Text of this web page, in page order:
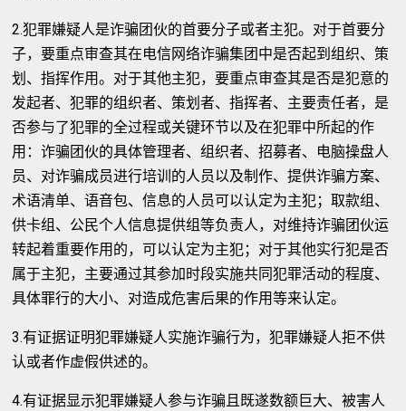
2.犯罪嫌疑人是诈骗团伙的首要分子或者主犯。对于首要分
子，要重点审查其在电信网络诈骗集团中是否起到组织、策
划、指挥作用。对于其他主犯，要重点审查其是否是犯意的
发起者、犯罪的组织者、策划者、指挥者、主要责任者，是
否参与了犯罪的全过程或关键环节以及在犯罪中所起的作
用：诈骗团伙的具体管理者、组织者、招募者、电脑操盘人
员、对诈骗成员进行培训的人员以及制作、提供诈骗方案、
术语清单、语音包、信息的人员可以认定为主犯；取款组、
供卡组、公民个人信息提供组等负责人，对维持诈骗团伙运
转起着重要作用的，可以认定为主犯；对于其他实行犯是否
属于主犯，主要通过其参加时段实施共同犯罪活动的程度、
具体罪行的大小、对造成危害后果的作用等来认定。
3.有证据证明犯罪嫌疑人实施诈骗行为，犯罪嫌疑人拒不供
认或者作虚假供述的。
4.有证据显示犯罪嫌疑人参与诈骗且既遂数额巨大、被害人